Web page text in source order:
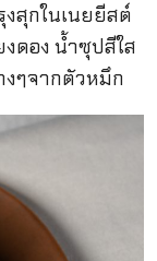
สุกในเนยยีสต์
ดอง น้ำซุปสีใส
ๆจากตัวหมึก